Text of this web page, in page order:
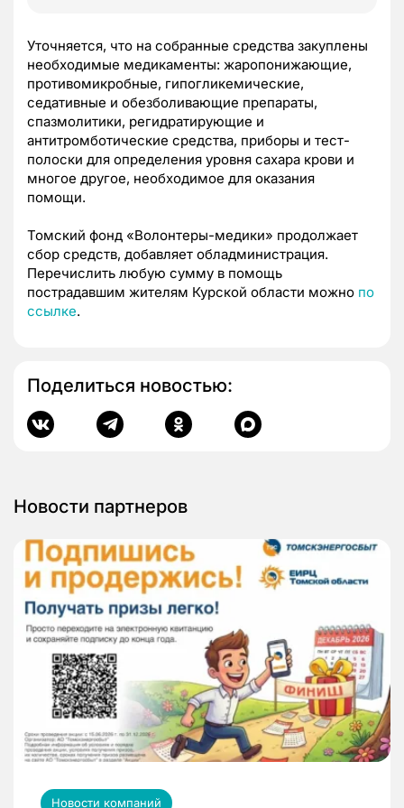
Уточняется, что на собранные средства закуплены
необходимые медикаменты: жаропонижающие,
противомикробные, гипогликемические,
седативные и обезболивающие препараты,
спазмолитики, регидратирующие и
антитромботические средства, приборы и тест-
полоски для определения уровня сахара крови и
многое другое, необходимое для оказания
помощи.
Томский фонд «Волонтеры-медики» продолжает
сбор средств, добавляет обладминистрация.
Перечислить любую сумму в помощь
пострадавшим жителям Курской области можно по
ссылке.
Поделиться новостью:
Новости партнеров
Новости компаний